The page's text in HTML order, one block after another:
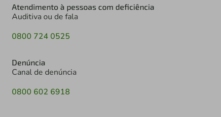
Atendimento à pessoas com deficiência
Auditiva ou de fala
0800 724 0525
Denúncia
Canal de denúncia
0800 602 6918